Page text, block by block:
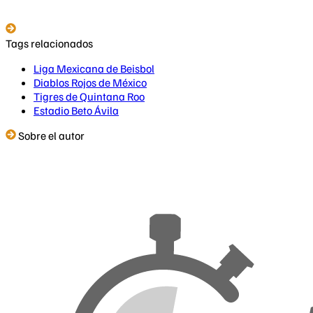
Tags relacionados
Liga Mexicana de Beisbol
Diablos Rojos de México
Tigres de Quintana Roo
Estadio Beto Ávila
Sobre el autor